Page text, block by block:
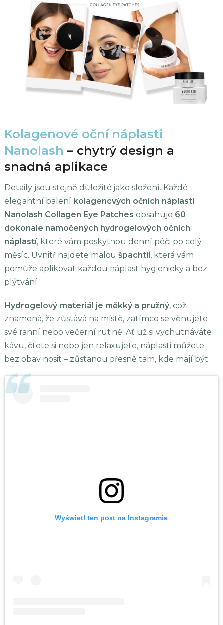
Kolagenové oční náplasti
Nanolash – chytrý design a
snadná aplikace
Detaily jsou stejně důležité jako složení. Každé
elegantní balení kolagenových očních náplastí
Nanolash Collagen Eye Patches obsahuje 60
dokonale namočených hydrogelových očních
náplastí, které vám poskytnou denní péči po celý
měsíc. Uvnitř najdete malou špachtli, která vám
pomůže aplikovat každou náplast hygienicky a bez
plýtvání.
Hydrogelový materiál je měkký a pružný, což
znamená, že zůstává na místě, zatímco se věnujete
své ranní nebo večerní rutině. Ať už si vychutnáváte
kávu, čtete si nebo jen relaxujete, náplasti můžete
bez obav nosit – zůstanou přesně tam, kde mají být.
Wyświetl ten post na Instagramie